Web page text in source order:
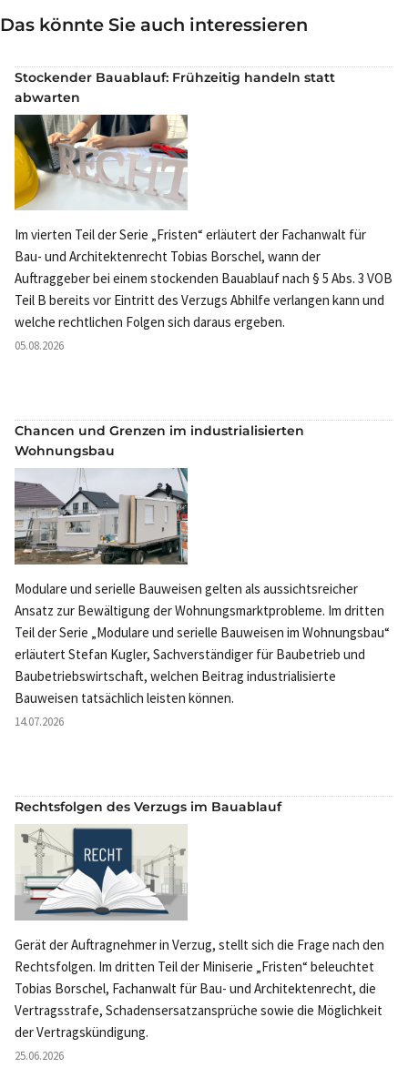
Das könnte Sie auch interessieren
Stockender Bauablauf: Frühzeitig handeln statt
abwarten
Im vierten Teil der Serie „Fristen“ erläutert der Fachanwalt für
Bau- und Architektenrecht Tobias Borschel, wann der
Auftraggeber bei einem stockenden Bauablauf nach § 5 Abs. 3 VOB
Teil B bereits vor Eintritt des Verzugs Abhilfe verlangen kann und
welche rechtlichen Folgen sich daraus ergeben.
05.08.2026
Chancen und Grenzen im industrialisierten
Wohnungsbau
Modulare und serielle Bauweisen gelten als aussichtsreicher
Ansatz zur Bewältigung der Wohnungsmarktprobleme. Im dritten
Teil der Serie „Modulare und serielle Bauweisen im Wohnungsbau“
erläutert Stefan Kugler, Sachverständiger für Baubetrieb und
Baubetriebswirtschaft, welchen Beitrag industrialisierte
Bauweisen tatsächlich leisten können.
14.07.2026
Rechtsfolgen des Verzugs im Bauablauf
Gerät der Auftragnehmer in Verzug, stellt sich die Frage nach den
Rechtsfolgen. Im dritten Teil der Miniserie „Fristen“ beleuchtet
Tobias Borschel, Fachanwalt für Bau- und Architektenrecht, die
Vertragsstrafe, Schadensersatzansprüche sowie die Möglichkeit
der Vertragskündigung.
25.06.2026